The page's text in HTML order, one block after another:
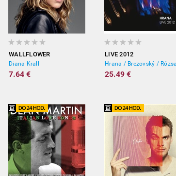
WALLFLOWER
Diana Krall
7.64 €
LIVE 2012
Hrana / Brezovský / Rózsa
25.49 €